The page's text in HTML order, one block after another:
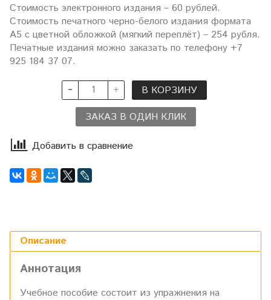
Стоимость электронного издания – 60 рублей.
Стоимость печатного черно-белого издания формата
А5 с цветной обложкой (мягкий переплёт) – 254 рубля.
Печатные издания можно заказать по телефону +7
925 184 37 07.
В КОРЗИНУ
ЗАКАЗ В ОДИН КЛИК
Добавить в сравнение
Описание
Аннотация
Учебное пособие состоит из упражнения на